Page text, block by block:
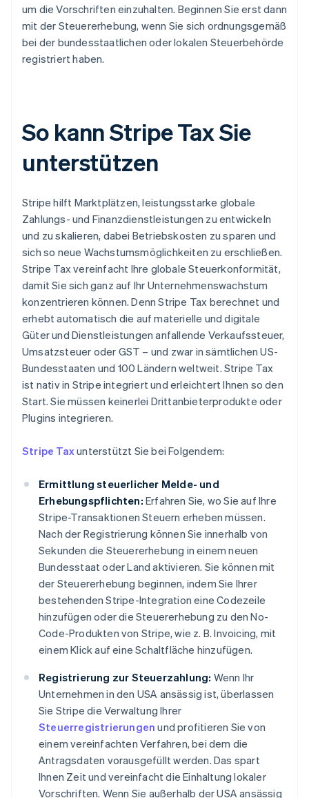
um die Vorschriften einzuhalten. Beginnen Sie erst dann
mit der Steuererhebung, wenn Sie sich ordnungsgemäß
bei der bundesstaatlichen oder lokalen Steuerbehörde
registriert haben.
So kann Stripe Tax Sie
unterstützen
Stripe hilft Marktplätzen, leistungsstarke globale
Zahlungs- und Finanzdienstleistungen zu entwickeln
und zu skalieren, dabei Betriebskosten zu sparen und
sich so neue Wachstumsmöglichkeiten zu erschließen.
Stripe Tax vereinfacht Ihre globale Steuerkonformität,
damit Sie sich ganz auf Ihr Unternehmenswachstum
konzentrieren können. Denn Stripe Tax berechnet und
erhebt automatisch die auf materielle und digitale
Güter und Dienstleistungen anfallende Verkaufssteuer,
Umsatzsteuer oder GST – und zwar in sämtlichen US-
Bundesstaaten und 100 Ländern weltweit. Stripe Tax
ist nativ in Stripe integriert und erleichtert Ihnen so den
Start. Sie müssen keinerlei Drittanbieterprodukte oder
Plugins integrieren.
Stripe Taxunterstützt Sie bei Folgendem:
Ermittlung steuerlicher Melde- und
Erhebungspflichten: Erfahren Sie, wo Sie auf Ihre
Stripe-Transaktionen Steuern erheben müssen.
Nach der Registrierung können Sie innerhalb von
Sekunden die Steuererhebung in einem neuen
Bundesstaat oder Land aktivieren. Sie können mit
der Steuererhebung beginnen, indem Sie Ihrer
bestehenden Stripe-Integration eine Codezeile
hinzufügen oder die Steuererhebung zu den No-
Code-Produkten von Stripe, wie z. B. Invoicing, mit
einem Klick auf eine Schaltfläche hinzufügen.
Registrierung zur Steuerzahlung: Wenn Ihr
Unternehmen in den USA ansässig ist, überlassen
Sie Stripe die Verwaltung Ihrer
Steuerregistrierungen und profitieren Sie von
einem vereinfachten Verfahren, bei dem die
Antragsdaten vorausgefüllt werden. Das spart
Ihnen Zeit und vereinfacht die Einhaltung lokaler
Vorschriften. Wenn Sie außerhalb der USA ansässig
Australien
English
NederlandsFrançaisDeutsch English
Brasilien
Bulgarien
English
Dänemark
English
Deutschland